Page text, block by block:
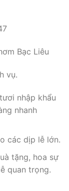
Bạc Liêu
vụ.
nhập khẩu
nhanh
các dịp lễ lớn.
tặng, hoa sự
quan trọng.